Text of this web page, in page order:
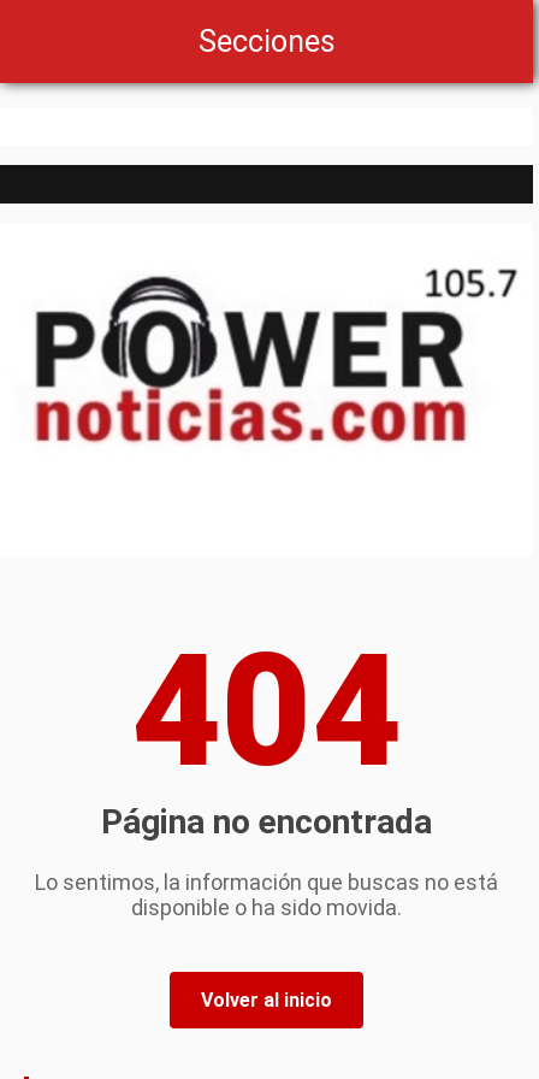
Secciones
404
Página no encontrada
Lo sentimos, la información que buscas no está
disponible o ha sido movida.
Volver al inicio